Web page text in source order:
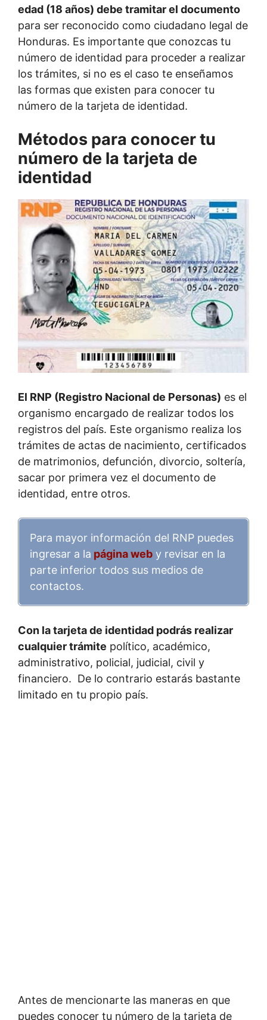
edad (18 años) debe tramitar el documento
para ser reconocido como ciudadano legal de
Honduras. Es importante que conozcas tu
número de identidad para proceder a realizar
los trámites, si no es el caso te enseñamos
las formas que existen para conocer tu
número de la tarjeta de identidad.
Métodos para conocer tu
número de la tarjeta de
identidad
El RNP (Registro Nacional de Personas) es el
organismo encargado de realizar todos los
registros del país. Este organismo realiza los
trámites de actas de nacimiento, certificados
de matrimonios, defunción, divorcio, soltería,
sacar por primera vez el documento de
identidad, entre otros.
Para mayor información del RNP puedes
ingresar a la página web y revisar en la
parte inferior todos sus medios de
contactos.
Con la tarjeta de identidad podrás realizar
cualquier trámite político, académico,
administrativo, policial, judicial, civil y
financiero. De lo contrario estarás bastante
limitado en tu propio país.
Antes de mencionarte las maneras en que
puedes conocer tu número de la tarjeta de